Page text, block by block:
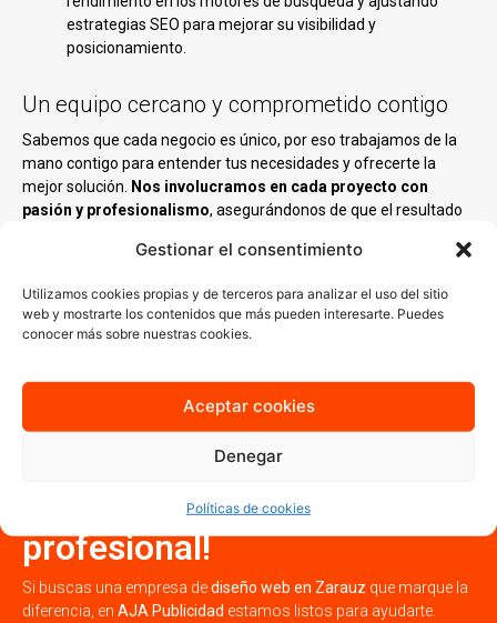
Gestionar el consentimiento
Utilizamos cookies propias y de terceros para analizar el uso del sitio
web y mostrarte los contenidos que más pueden interesarte. Puedes
conocer más sobre nuestras cookies.
Aceptar cookies
Denegar
Políticas de cookies
estrategias SEO para mejorar su visibilidad y
posicionamiento.
Un equipo cercano y comprometido contigo
Sabemos que cada negocio es único, por eso trabajamos de la
mano contigo para entender tus necesidades y ofrecerte la
mejor solución. Nos involucramos en cada proyecto con
pasión y profesionalismo, asegurándonos de que el resultado
Nuestro equipo está compuesto por diseñadores,
programadores y especialistas en marketing digital que
combinan creatividad y tecnología para
¡Potencia tu negocio en
Zarauz con una web
profesional!
Si buscas una empresa dediseño web en Zarauz que marque la
diferencia, en AJA Publicidad estamos listos para ayudarte.